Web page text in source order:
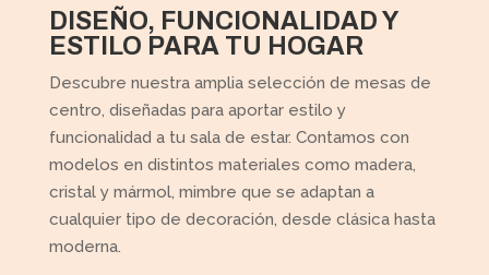
DISEÑO, FUNCIONALIDAD Y
ESTILO PARA TU HOGAR
Descubre nuestra amplia selección de mesas de
centro, diseñadas para aportar estilo y
funcionalidad a tu sala de estar. Contamos con
modelos en distintos materiales como madera,
cristal y mármol, mimbre que se adaptan a
cualquier tipo de decoración, desde clásica hasta
moderna.